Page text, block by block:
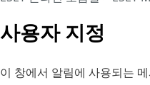
사용자 지정
이 창에서 알림에 사용되는